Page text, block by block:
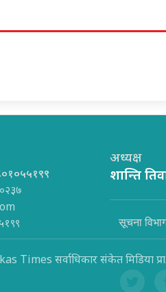
अध्यक्ष
शान्ति
सूचना
Times सर्वाधिकार संकेत मिडिया